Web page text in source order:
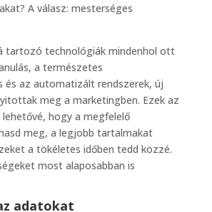
A válasz: mesterséges
tartozó technológiák mindenhol ott
a természetes
és az automatizált rendszerek, új
meg a marketingben. Ezek az
hogy a megfelelő
meg, a legjobb tartalmakat
a tökéletes időben tedd közzé.
most alaposabban is
adatokat